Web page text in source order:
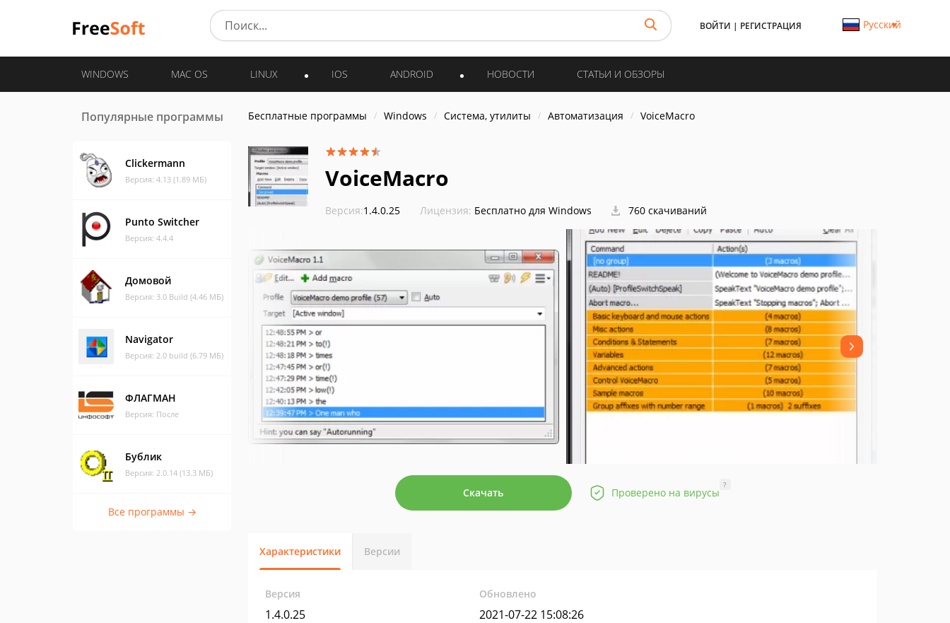
ВОЙТИ | РЕГИСТРАЦИЯ Русский
WINDOWS MAC OS LINUX IOS ANDROID НОВОСТИ СТАТЬИ И ОБЗОРЫ
Популярные программы
Clickermann
Версия: 4.13 (1.89 МБ)
Punto Switcher
Версия: 4.4.4
Домовой
Версия: 3.0 Build (4.46 МБ)
Navigator
Версия: 2.0 build (6.79 МБ)
ФЛАГМАН
Версия: После
Бублик
Версия: 2.0.14 (13.3 МБ)
Все программы →
Бесплатные программы Windows Система, утилиты Автоматизация VoiceMacro
VoiceMacro
Версия:1.4.0.25 Лицензия: Бесплатно для Windows 760 скачиваний
Скачать Проверено на вирусы
?
Характеристики Версии
Версия
1.4.0.25
Обновлено
2021-07-22 15:08:26